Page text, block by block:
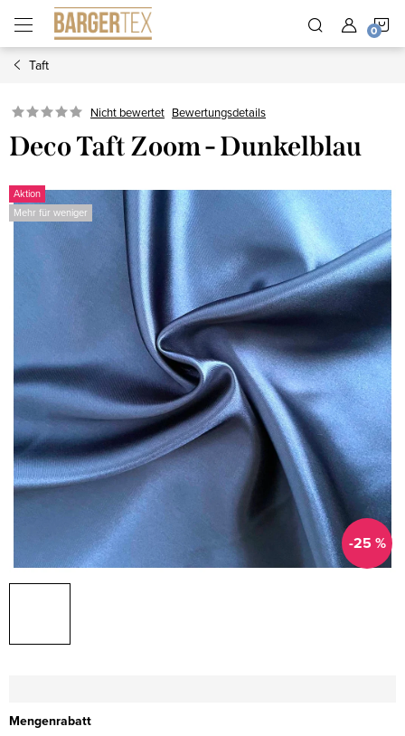
Inhalt
springen
Taft
Nicht bewertet Bewertungsdetails
Deco Taft Zoom - Dunkelblau
Aktion
Mehr für weniger
-25 %
Mengenrabatt